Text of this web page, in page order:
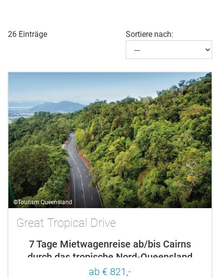
26 Einträge Sortiere nach:
©Tourism Queensland
Great Tropical Drive
7 Tage Mietwagenreise ab/bis Cairns
durch das tropische Nord-Queensland
ab € 821,-